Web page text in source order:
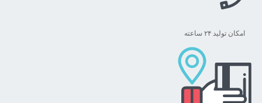
امکان تولید ۲۴ ساعته